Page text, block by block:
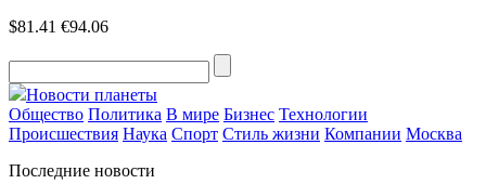
$81.41 €94.06
Новости планеты
Общество Политика В мире Бизнес Технологии
Происшествия Наука Спорт Стиль жизни Компании Москва
Последние новости